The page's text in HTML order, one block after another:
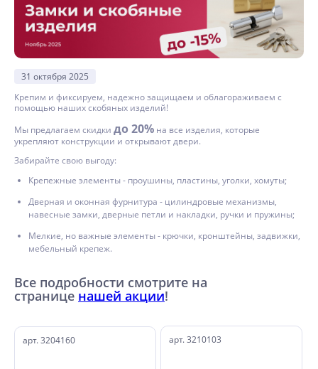
31 октября 2025
Крепим и фиксируем, надежно защищаем и облагораживаем с
помощью наших скобяных изделий!
Мы предлагаем скидки до 20% на все изделия, которые
укрепляют конструкции и открывают двери.
Забирайте свою выгоду:
Крепежные элементы - проушины, пластины, уголки, хомуты;
Дверная и оконная фурнитура - цилиндровые механизмы,
навесные замки, дверные петли и накладки, ручки и пружины;
Мелкие, но важные элементы - крючки, кронштейны, задвижки,
мебельный крепеж.
Все подробности смотрите на
странице нашей акции!
арт. 3204160 арт. 3210103